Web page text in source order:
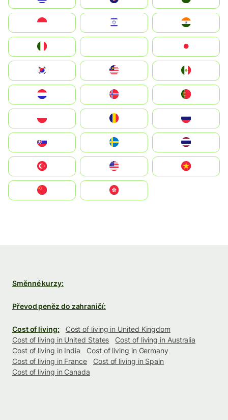
South Korea
United States
中國香港特別行政區
Směnné kurzy:
Převod peněz do zahraničí:
Cost of living:
Cost of living in United Kingdom
Cost of living in United States
Cost of living in Australia
Cost of living in India
Cost of living in Germany
Cost of living in France
Cost of living in Spain
Cost of living in Canada